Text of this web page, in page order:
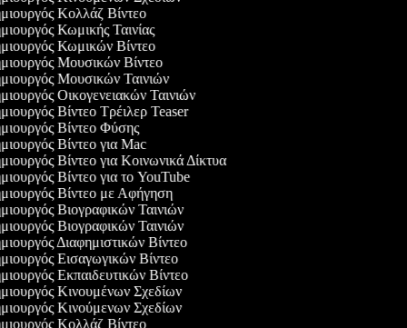
Κολλάζ Βίντεο
Κωμικής Ταινίας
Κωμικών Βίντεο
Μουσικών Βίντεο
Μουσικών Ταινιών
Οικογενειακών Ταινιών
Βίντεο Τρέιλερ Teaser
Βίντεο Φύσης
Βίντεο για Mac
Βίντεο για Κοινωνικά Δίκτυα
Βίντεο για το YouTube
Βίντεο με Αφήγηση
Βιογραφικών Ταινιών
Βιογραφικών Ταινιών
Διαφημιστικών Βίντεο
Εισαγωγικών Βίντεο
Εκπαιδευτικών Βίντεο
Κινουμένων Σχεδίων
Κινούμενων Σχεδίων
Κολλάζ Βίντεο